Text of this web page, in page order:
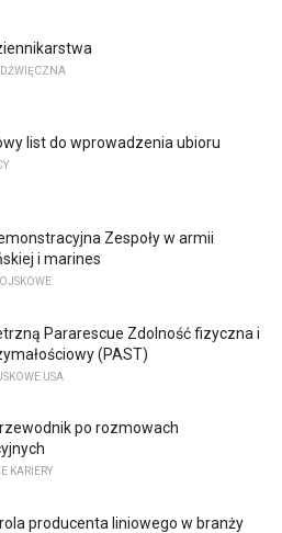
list do wprowadzenia ubioru
Zespoły w armii
i marines
Pararescue Zdolność fizyczna i
(PAST)
USA
po rozmowach
KARIERY
producenta liniowego w branży